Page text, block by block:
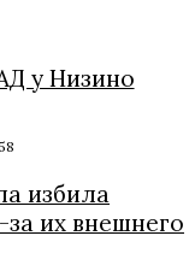
у Низино
избила
их внешнего